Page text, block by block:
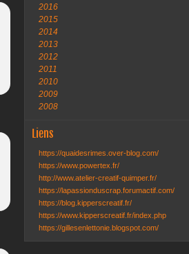
2016
2015
2014
2013
2012
2011
2010
2009
2008
Liens
https://quaidesrimes.over-blog.com/
https://www.powertex.fr/
http://www.atelier-creatif-quimper.fr/
https://lapassionduscrap.forumactif.com/
https://blog.kipperscreatif.fr/
https://www.kipperscreatif.fr/index.php
https://gillesenlettonie.blogspot.com/